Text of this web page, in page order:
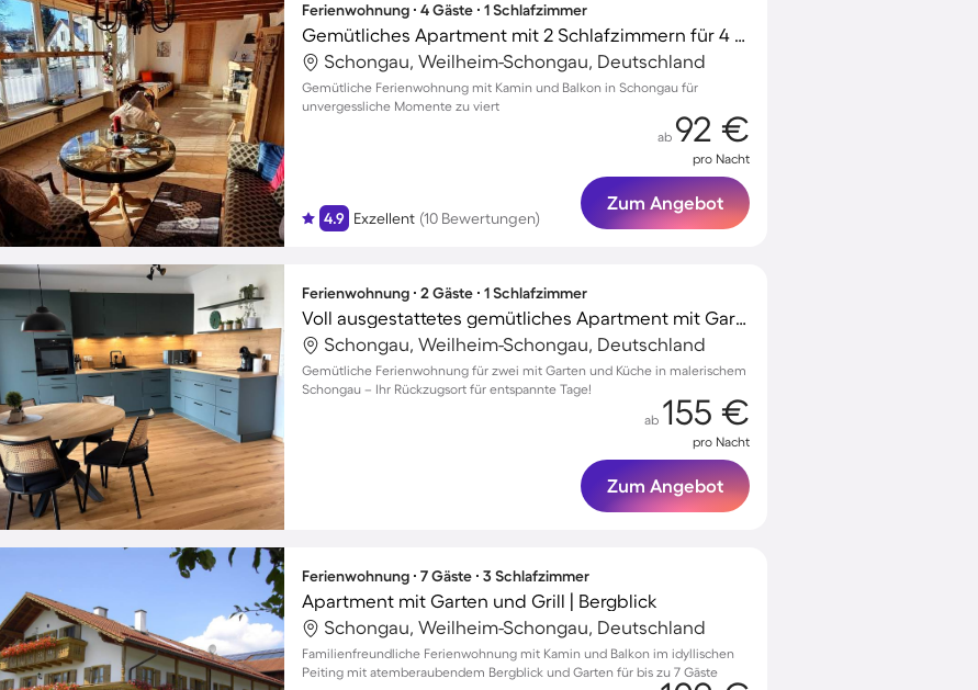
Ferienwohnung ∙ 4 Gäste ∙ 1 Schlafzimmer
Gemütliches Apartment mit 2 Schlafzimmern für 4 Personen
Schongau, Weilheim-Schongau, Deutschland
Gemütliche Ferienwohnung mit Kamin und Balkon in Schongau für
unvergessliche Momente zu viert
4.9 Exzellent (10 Bewertungen)
ab 92 €
pro Nacht
Zum Angebot
Ferienwohnung ∙ 2 Gäste ∙ 1 Schlafzimmer
Voll ausgestattetes gemütliches Apartment mit Garten und Terrasse
Schongau, Weilheim-Schongau, Deutschland
Gemütliche Ferienwohnung für zwei mit Garten und Küche in malerischem
Schongau – Ihr Rückzugsort für entspannte Tage!
ab 155 €
pro Nacht
Zum Angebot
Ferienwohnung ∙ 7 Gäste ∙ 3 Schlafzimmer
Apartment mit Garten und Grill | Bergblick
Schongau, Weilheim-Schongau, Deutschland
Familienfreundliche Ferienwohnung mit Kamin und Balkon im idyllischen
Peiting mit atemberaubendem Bergblick und Garten für bis zu 7 Gäste